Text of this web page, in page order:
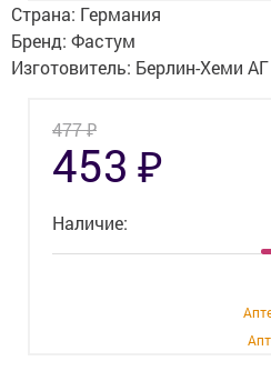
Ортопедия
Мама и малыш
Уход за больными
Витаминыи БАД
Скидки и акции
Страна: Германия
Бренд: Фастум
Изготовитель: Берлин-Хеми АГ
477₽
453 ₽
Наличие: